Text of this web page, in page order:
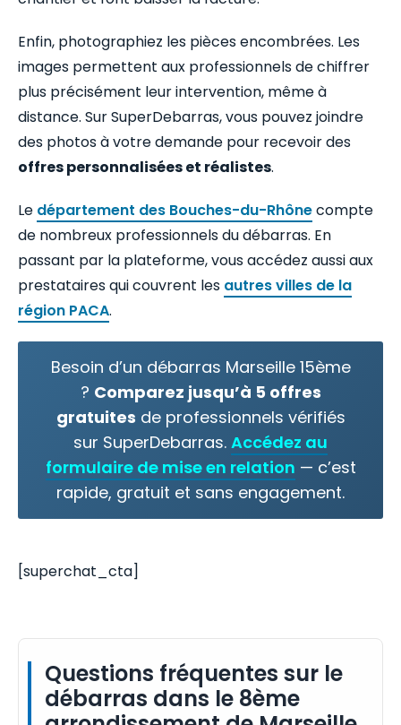
Enfin, photographiez les pièces encombrées. Les
images permettent aux professionnels de chiffrer
plus précisément leur intervention, même à
distance. Sur SuperDebarras, vous pouvez joindre
des photos à votre demande pour recevoir des
offres personnalisées et réalistes.
Le département des Bouches-du-Rhônecompte
de nombreux professionnels du débarras. En
passant par la plateforme, vous accédez aussi aux
prestataires qui couvrent les autres villes de la
région PACA.
Besoin d’un débarras Marseille 15ème
? Comparez jusqu’à 5 offres
gratuites de professionnels vérifiés
sur SuperDebarras. Accédez au
formulaire de mise en relation — c’est
rapide, gratuit et sans engagement.
[superchat_cta]
Questions fréquentes sur le
débarras dans le 8ème